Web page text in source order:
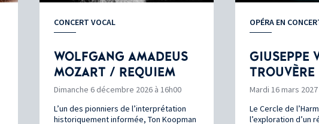
CONCERT VOCAL
WOLFGANG AMADEUS
MOZART / REQUIEM
Dimanche 6 décembre 2026 à 16h00
L’un des pionniers de l’interprétation
historiquement informée, Ton Koopman
OPÉRA EN
GIUSEPPE
TROUVÈRE
Mardi 16 mars
Le Cercle de
l’exploration d’un